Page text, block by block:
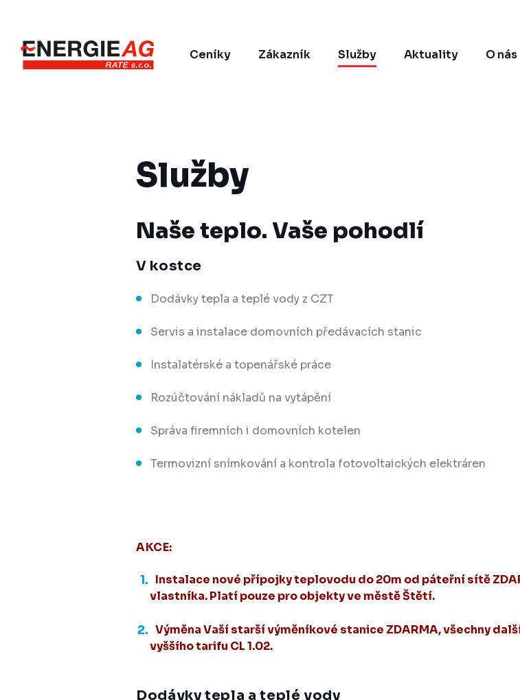
Ceníky Zákazník Služby Aktuality O nás
Služby
Naše teplo. Vaše pohodlí
V kostce
Dodávky tepla a teplé vody z CZT
Servis a instalace domovních předávacích stanic
Instalatérské a topenářské práce
Rozúčtování nákladů na vytápění
Správa firemních i domovních kotelen
Termovizní snímkování a kontrola fotovoltaických elektráren
AKCE:
Instalace nové přípojky teplovodu do 20m od páteřní sítě
vlastníka. Platí pouze pro objekty ve městě Štětí.
Výměna Vaší starší výměníkové stanice ZDARMA, všechny
vyššího tarifu CL 1.02.
Dodávky tepla a teplé vody